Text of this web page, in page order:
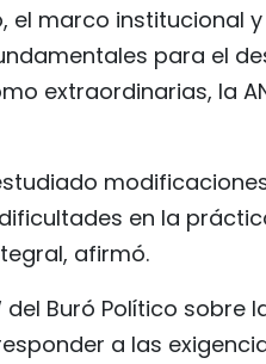
marco institucional
para el
extraordinarias, la
en la
afirmó.
del Buró Político sobre
a las